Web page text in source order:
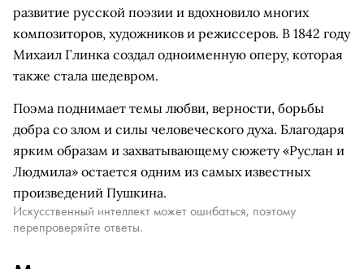
развитие русской поэзии и вдохновило многих
композиторов, художников и режиссеров. В 1842 году
Михаил Глинка создал одноименную оперу, которая
также стала шедевром.
Поэма поднимает темы любви, верности, борьбы
добра со злом и силы человеческого духа. Благодаря
ярким образам и захватывающему сюжету «Руслан и
Людмила» остается одним из самых известных
произведений Пушкина.
Искусственный интеллект может ошибаться, поэтому
перепроверяйте ответы.